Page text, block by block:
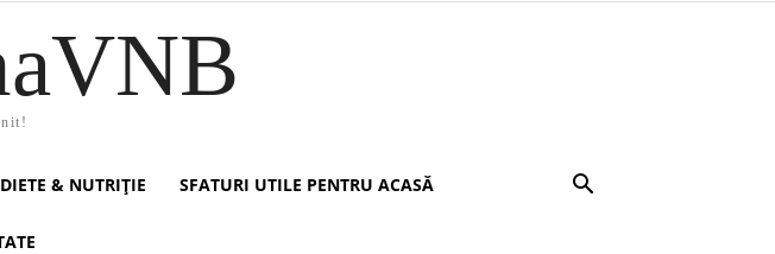
DIETE & NUTRIȚIE SFATURI UTILE PENTRU ACASĂ